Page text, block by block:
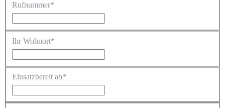
Rufnummer*
Ihr Wohnort*
Einsatzbereit ab*